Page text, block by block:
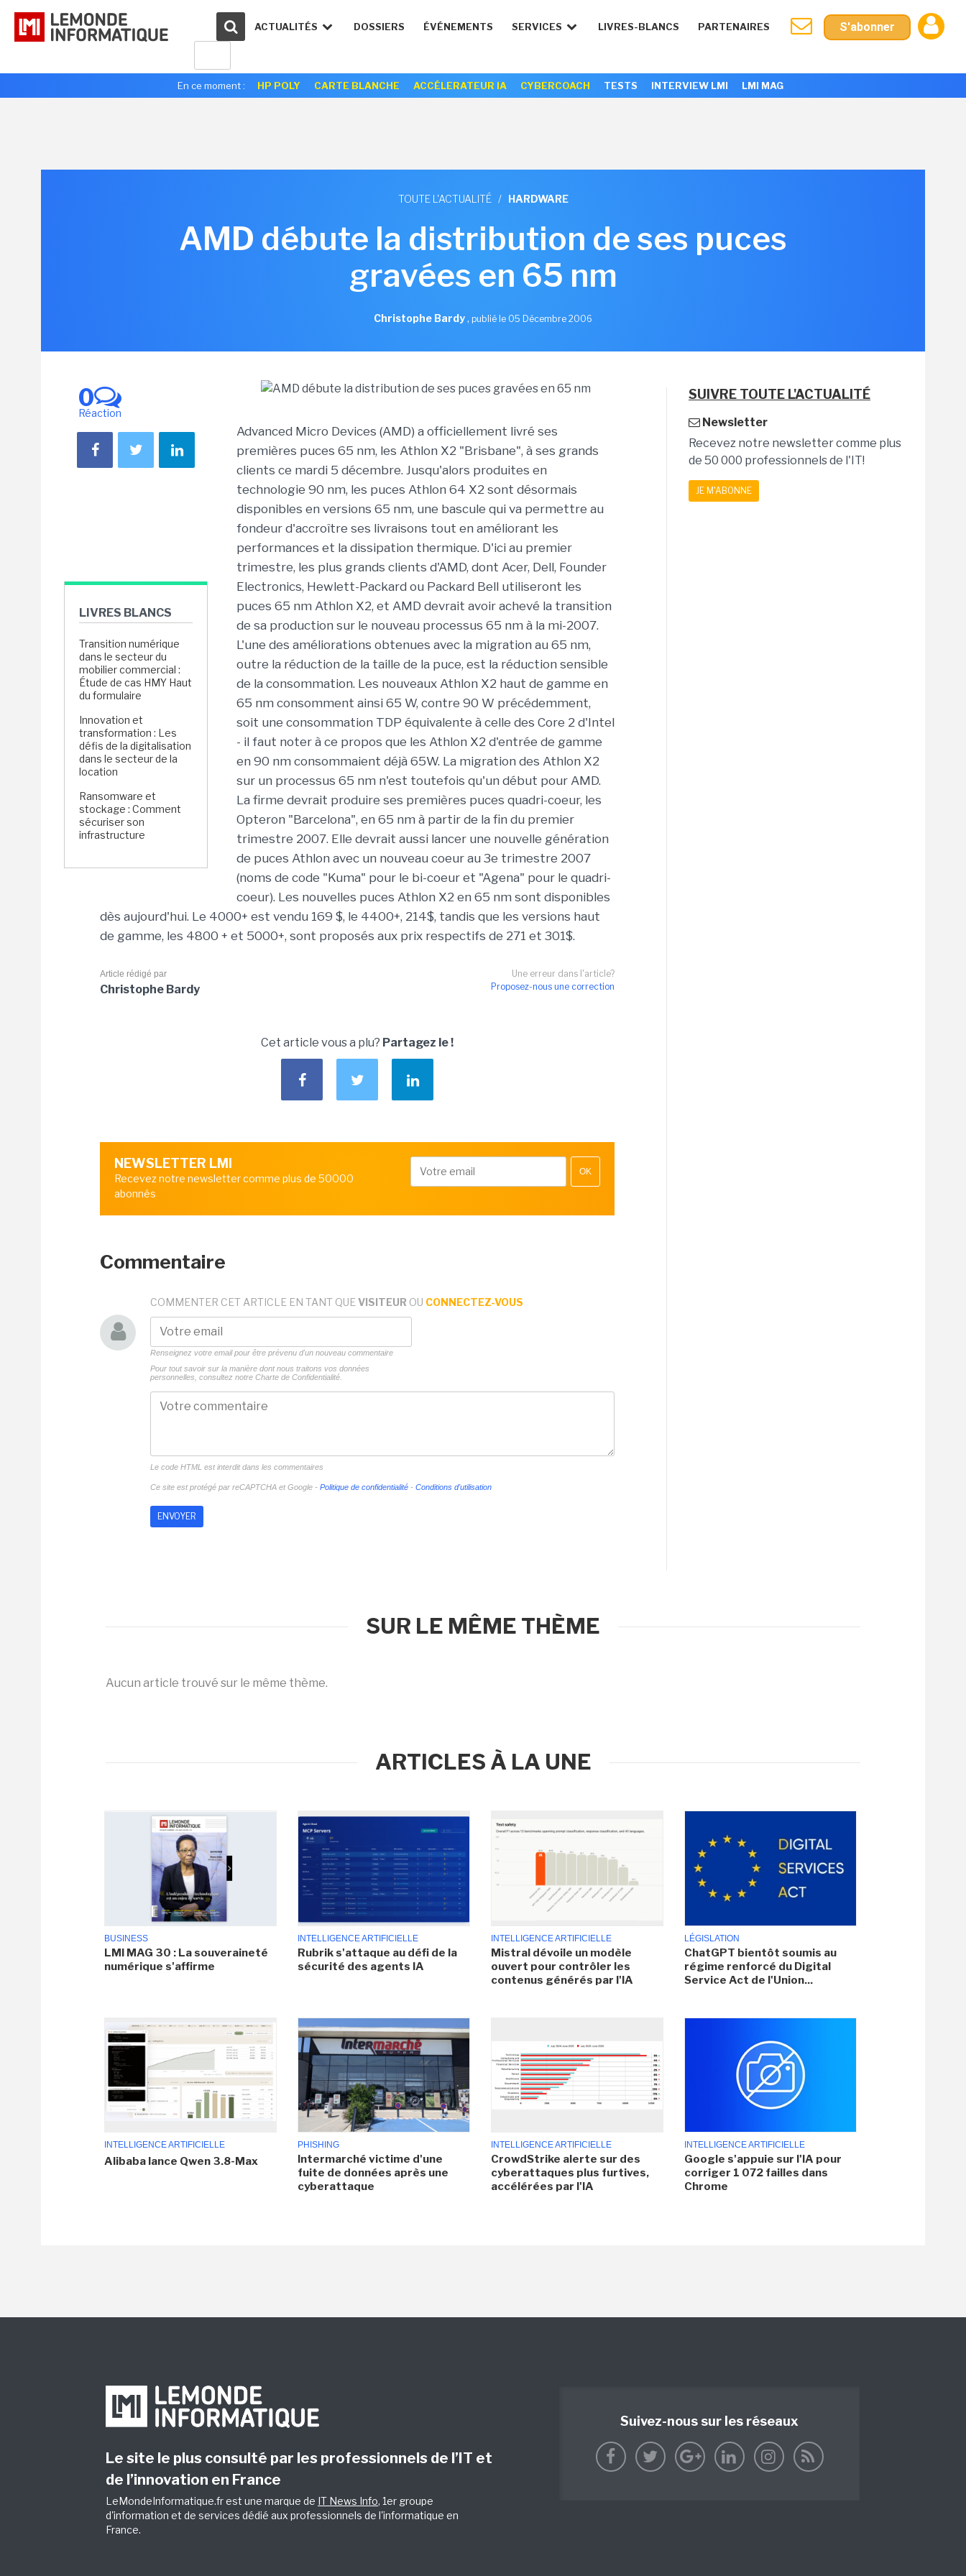
ACTUALITÉS DOSSIERS ÉVÉNEMENTS SERVICES LIVRES-BLANCS PARTENAIRES S'abonner
En ce moment : HP POLY CARTE BLANCHE ACCÉLERATEUR IA CYBERCOACH TESTS INTERVIEW LMI LMI MAG
TOUTE L'ACTUALITÉ / HARDWARE
AMD débute la distribution de ses puces
gravées en 65 nm
Christophe Bardy, publié le 05 Décembre 2006
0
Réaction
LIVRES BLANCS
Transition numérique
dans le secteur du
mobilier commercial :
Étude de cas HMY Haut
du formulaire
Innovation et
transformation : Les
défis de la digitalisation
dans le secteur de la
location
Ransomware et
stockage : Comment
sécuriser son
infrastructure
Advanced Micro Devices (AMD) a officiellement livré ses
premières puces 65 nm, les Athlon X2 "Brisbane", à ses grands
clients ce mardi 5 décembre. Jusqu'alors produites en
technologie 90 nm, les puces Athlon 64 X2 sont désormais
disponibles en versions 65 nm, une bascule qui va permettre au
fondeur d'accroître ses livraisons tout en améliorant les
performances et la dissipation thermique. D'ici au premier
trimestre, les plus grands clients d'AMD, dont Acer, Dell, Founder
Electronics, Hewlett-Packard ou Packard Bell utiliseront les
puces 65 nm Athlon X2, et AMD devrait avoir achevé la transition
de sa production sur le nouveau processus 65 nm à la mi-2007.
L'une des améliorations obtenues avec la migration au 65 nm,
outre la réduction de la taille de la puce, est la réduction sensible
de la consommation. Les nouveaux Athlon X2 haut de gamme en
65 nm consomment ainsi 65 W, contre 90 W précédemment,
soit une consommation TDP équivalente à celle des Core 2 d'Intel
- il faut noter à ce propos que les Athlon X2 d'entrée de gamme
en 90 nm consommaient déjà 65W. La migration des Athlon X2
sur un processus 65 nm n'est toutefois qu'un début pour AMD.
La firme devrait produire ses premières puces quadri-coeur, les
Opteron "Barcelona", en 65 nm à partir de la fin du premier
trimestre 2007. Elle devrait aussi lancer une nouvelle génération
de puces Athlon avec un nouveau coeur au 3e trimestre 2007
(noms de code "Kuma" pour le bi-coeur et "Agena" pour le quadri-
coeur). Les nouvelles puces Athlon X2 en 65 nm sont disponibles
dès aujourd'hui. Le 4000+ est vendu 169 $, le 4400+, 214$, tandis que les versions haut
de gamme, les 4800 + et 5000+, sont proposés aux prix respectifs de 271 et 301$.
Une erreur dans l'article?
Proposez-nous une correction
Article rédigé par
Christophe Bardy
Cet article vous a plu? Partagez le !
NEWSLETTER LMI
Recevez notre newsletter comme plus de 50000
abonnés
OK
Commentaire
COMMENTER CET ARTICLE EN TANT QUE VISITEUR OU CONNECTEZ-VOUS
Renseignez votre email pour être prévenu d'un nouveau commentaire
Pour tout savoir sur la manière dont nous traitons vos données
personnelles, consultez notre Charte de Confidentialité.
Le code HTML est interdit dans les commentaires
Ce site est protégé par reCAPTCHA et Google - Politique de confidentialité - Conditions d'utilisation
SUIVRE TOUTE L'ACTUALITÉ
Newsletter
Recevez notre newsletter comme plus
de 50 000 professionnels de l'IT!
JE M'ABONNE
SUR LE MÊME THÈME
Aucun article trouvé sur le même thème.
ARTICLES À LA UNE
BUSINESS
LMI MAG 30 : La souveraineté
numérique s'affirme
INTELLIGENCE ARTIFICIELLE
Rubrik s'attaque au défi de la
sécurité des agents IA
INTELLIGENCE ARTIFICIELLE
Mistral dévoile un modèle
ouvert pour contrôler les
contenus générés par l'IA
LÉGISLATION
ChatGPT bientôt soumis au
régime renforcé du Digital
Service Act de l'Union...
INTELLIGENCE ARTIFICIELLE
Alibaba lance Qwen 3.8-Max
PHISHING
Intermarché victime d'une
fuite de données après une
cyberattaque
INTELLIGENCE ARTIFICIELLE
CrowdStrike alerte sur des
cyberattaques plus furtives,
accélérées par l'IA
INTELLIGENCE ARTIFICIELLE
Google s'appuie sur l'IA pour
corriger 1 072 failles dans
Chrome
Le site le plus consulté par les professionnels de l’IT et
de l’innovation en France
LeMondeInformatique.fr est une marque de IT News Info, 1er groupe
d'information et de services dédié aux professionnels de l'informatique en
France.
Suivez-nous sur les réseaux